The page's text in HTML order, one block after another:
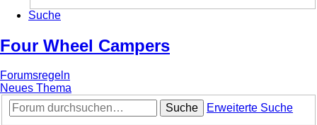
Suche
Four Wheel Campers
Forumsregeln
Neues Thema
Suche
Erweiterte Suche